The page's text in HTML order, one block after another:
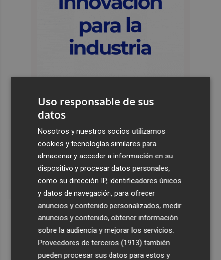
Últimas Noticias
El Hozono Jairis aún necesita un par de incorporaciones
para su cuarto año en la LF Endesa
Ruz ya hace planes para un posible futuro de Clarisas,
más allá de la rehabilitación: ¿retorno de la Dama?
ViviFind, el buscador inmobiliario con IA surgido del
PCUMH, prepara sus primeras alianzas con el sector
Castelló apuesta por convertir el eclipse en un referente
científico: recibirá a un gran equipo de expertos
Uso responsable de sus
datos
Nosotros y nuestros socios utilizamos
cookies y tecnologías similares para
almacenar y acceder a información en su
dispositivo y procesar datos personales,
como su dirección IP, identificadores únicos
y datos de navegación, para ofrecer
anuncios y contenido personalizados, medir
anuncios y contenido, obtener información
sobre la audiencia y mejorar los servicios.
Proveedores de terceros (1913) también
pueden procesar sus datos para estos y